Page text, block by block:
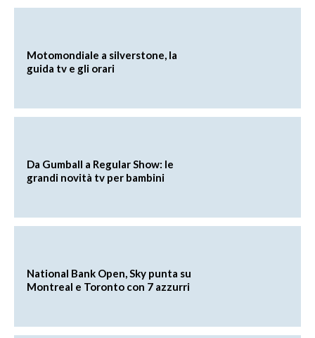
Motomondiale a silverstone, la
guida tv e gli orari
Da Gumball a Regular Show: le
grandi novità tv per bambini
National Bank Open, Sky punta su
Montreal e Toronto con 7 azzurri